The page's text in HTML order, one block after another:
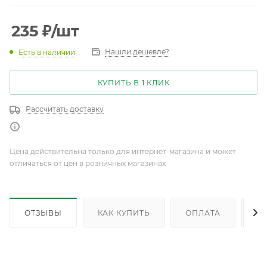
235 ₽/шт
Есть в наличии Нашли дешевле?
КУПИТЬ В 1 КЛИК
Рассчитать доставку
Цена действительна только для интернет-магазина и может
отличаться от цен в розничных магазинах
ОТЗЫВЫ КАК КУПИТЬ ОПЛАТА